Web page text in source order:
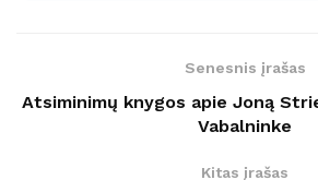
Senesnis įrašas
Atsiminimų knygos apie Joną
Vabalninke
Kitas įrašas